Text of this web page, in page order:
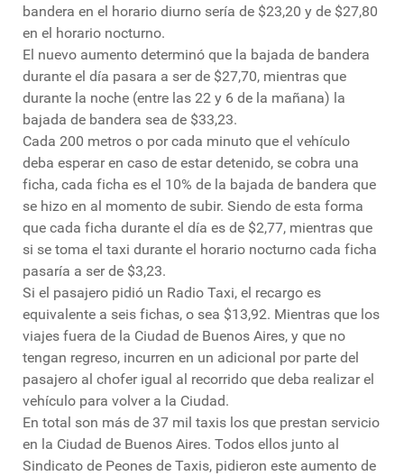
bandera en el horario diurno sería de $23,20 y de $27,80
en el horario nocturno.
El nuevo aumento determinó que la bajada de bandera
durante el día pasara a ser de $27,70, mientras que
durante la noche (entre las 22 y 6 de la mañana) la
bajada de bandera sea de $33,23.
Cada 200 metros o por cada minuto que el vehículo
deba esperar en caso de estar detenido, se cobra una
ficha, cada ficha es el 10% de la bajada de bandera que
se hizo en al momento de subir. Siendo de esta forma
que cada ficha durante el día es de $2,77, mientras que
si se toma el taxi durante el horario nocturno cada ficha
pasaría a ser de $3,23.
Si el pasajero pidió un Radio Taxi, el recargo es
equivalente a seis fichas, o sea $13,92. Mientras que los
viajes fuera de la Ciudad de Buenos Aires, y que no
tengan regreso, incurren en un adicional por parte del
pasajero al chofer igual al recorrido que deba realizar el
vehículo para volver a la Ciudad.
En total son más de 37 mil taxis los que prestan servicio
en la Ciudad de Buenos Aires. Todos ellos junto al
Sindicato de Peones de Taxis, pidieron este aumento de